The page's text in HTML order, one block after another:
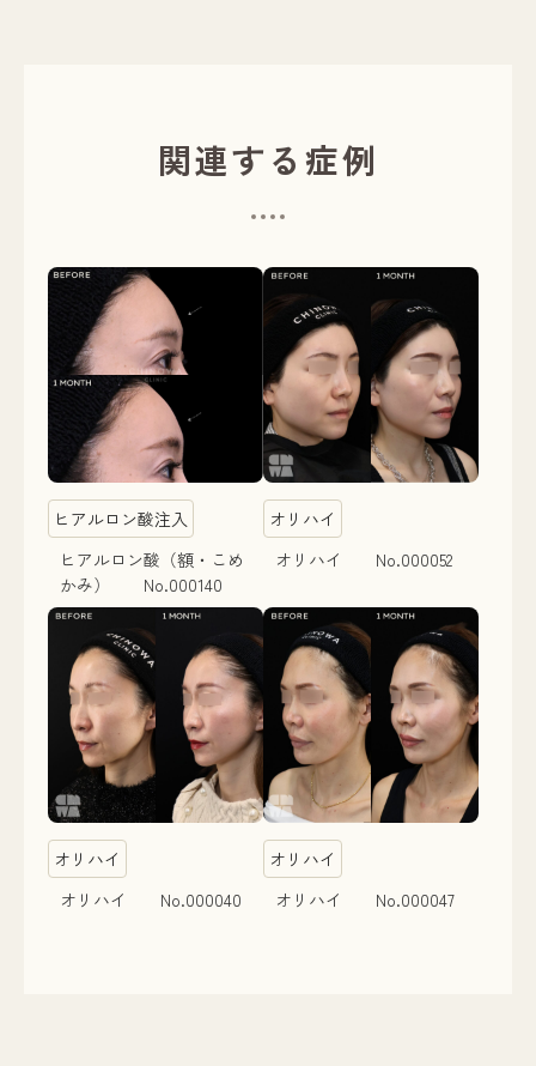
関連する症例
ヒアルロン酸注入
ヒアルロン酸（額・こめ
かみ） No.000140
オリハイ
オリハイ No.000052
オリハイ
オリハイ No.000040
オリハイ
オリハイ No.000047